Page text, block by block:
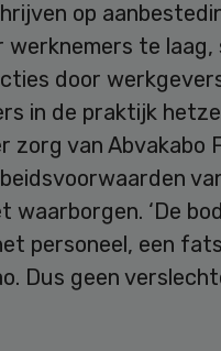
op
werknemers te
door
in de praktijk
zorg van Abvakabo
‘De
personeel, een
Dus geen